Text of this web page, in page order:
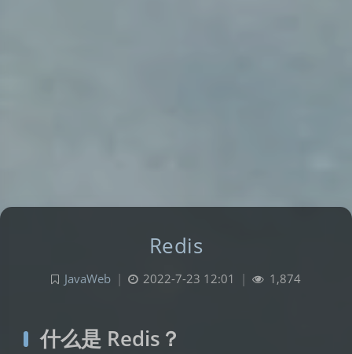
Redis
JavaWeb 2022-7-23 12:01 1,874
什么是 Redis？